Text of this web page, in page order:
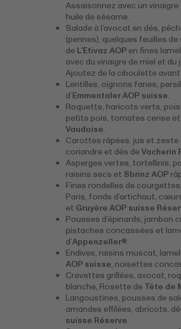
Assaisonnez avec un vinaigre
huile de sésame.
Salade à l’avocat en dés,
(pennes), quelques feuilles
de L’Etivaz AOP en fines
avec du vinaigre de miel et du
Ajoutez de la ciboulette avant
Lentilles, oignons fanes,
d’Emmentaler AOP suisse.
Roquette, haricots verts,
petits pois, tomates cerise et
Vaudoise.
Carottes râpées, jus et zeste
coriandre et dés deVacherin
Asperges vertes, tortellinis,
raisins secs et Sbrinz AOP
Fines rondelles de
Paris, fonds d’artichaut,
et Gruyère AOP suisse
Pousses d’épinards, jambon
pistaches concassées et
d’Appenzeller®.
Endives, raisins muscat,
AOP suisse, noisettes
Crevettes grillées, avocat,
blanche, Rosette de Tête de
Langoustines, pousses de
amandes effilées, abricots,
suisse Réserve.